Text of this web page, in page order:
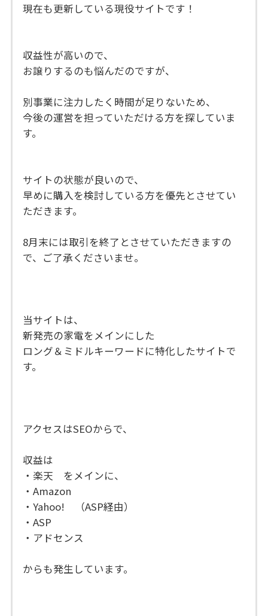
現在も更新している現役サイトです！
収益性が高いので、
お譲りするのも悩んだのですが、
別事業に注力したく時間が足りないため、
今後の運営を担っていただける方を探していま
す。
サイトの状態が良いので、
早めに購入を検討している方を優先とさせてい
ただきます。
8月末には取引を終了とさせていただきますの
で、ご了承くださいませ。
当サイトは、
新発売の家電をメインにした
ロング＆ミドルキーワードに特化したサイトで
す。
アクセスはSEOからで、
収益は
・楽天 をメインに、
・Amazon
・Yahoo! （ASP経由）
・ASP
・アドセンス
からも発生しています。